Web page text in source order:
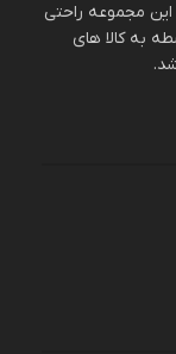
این مجموعه راحتی
به کالا های